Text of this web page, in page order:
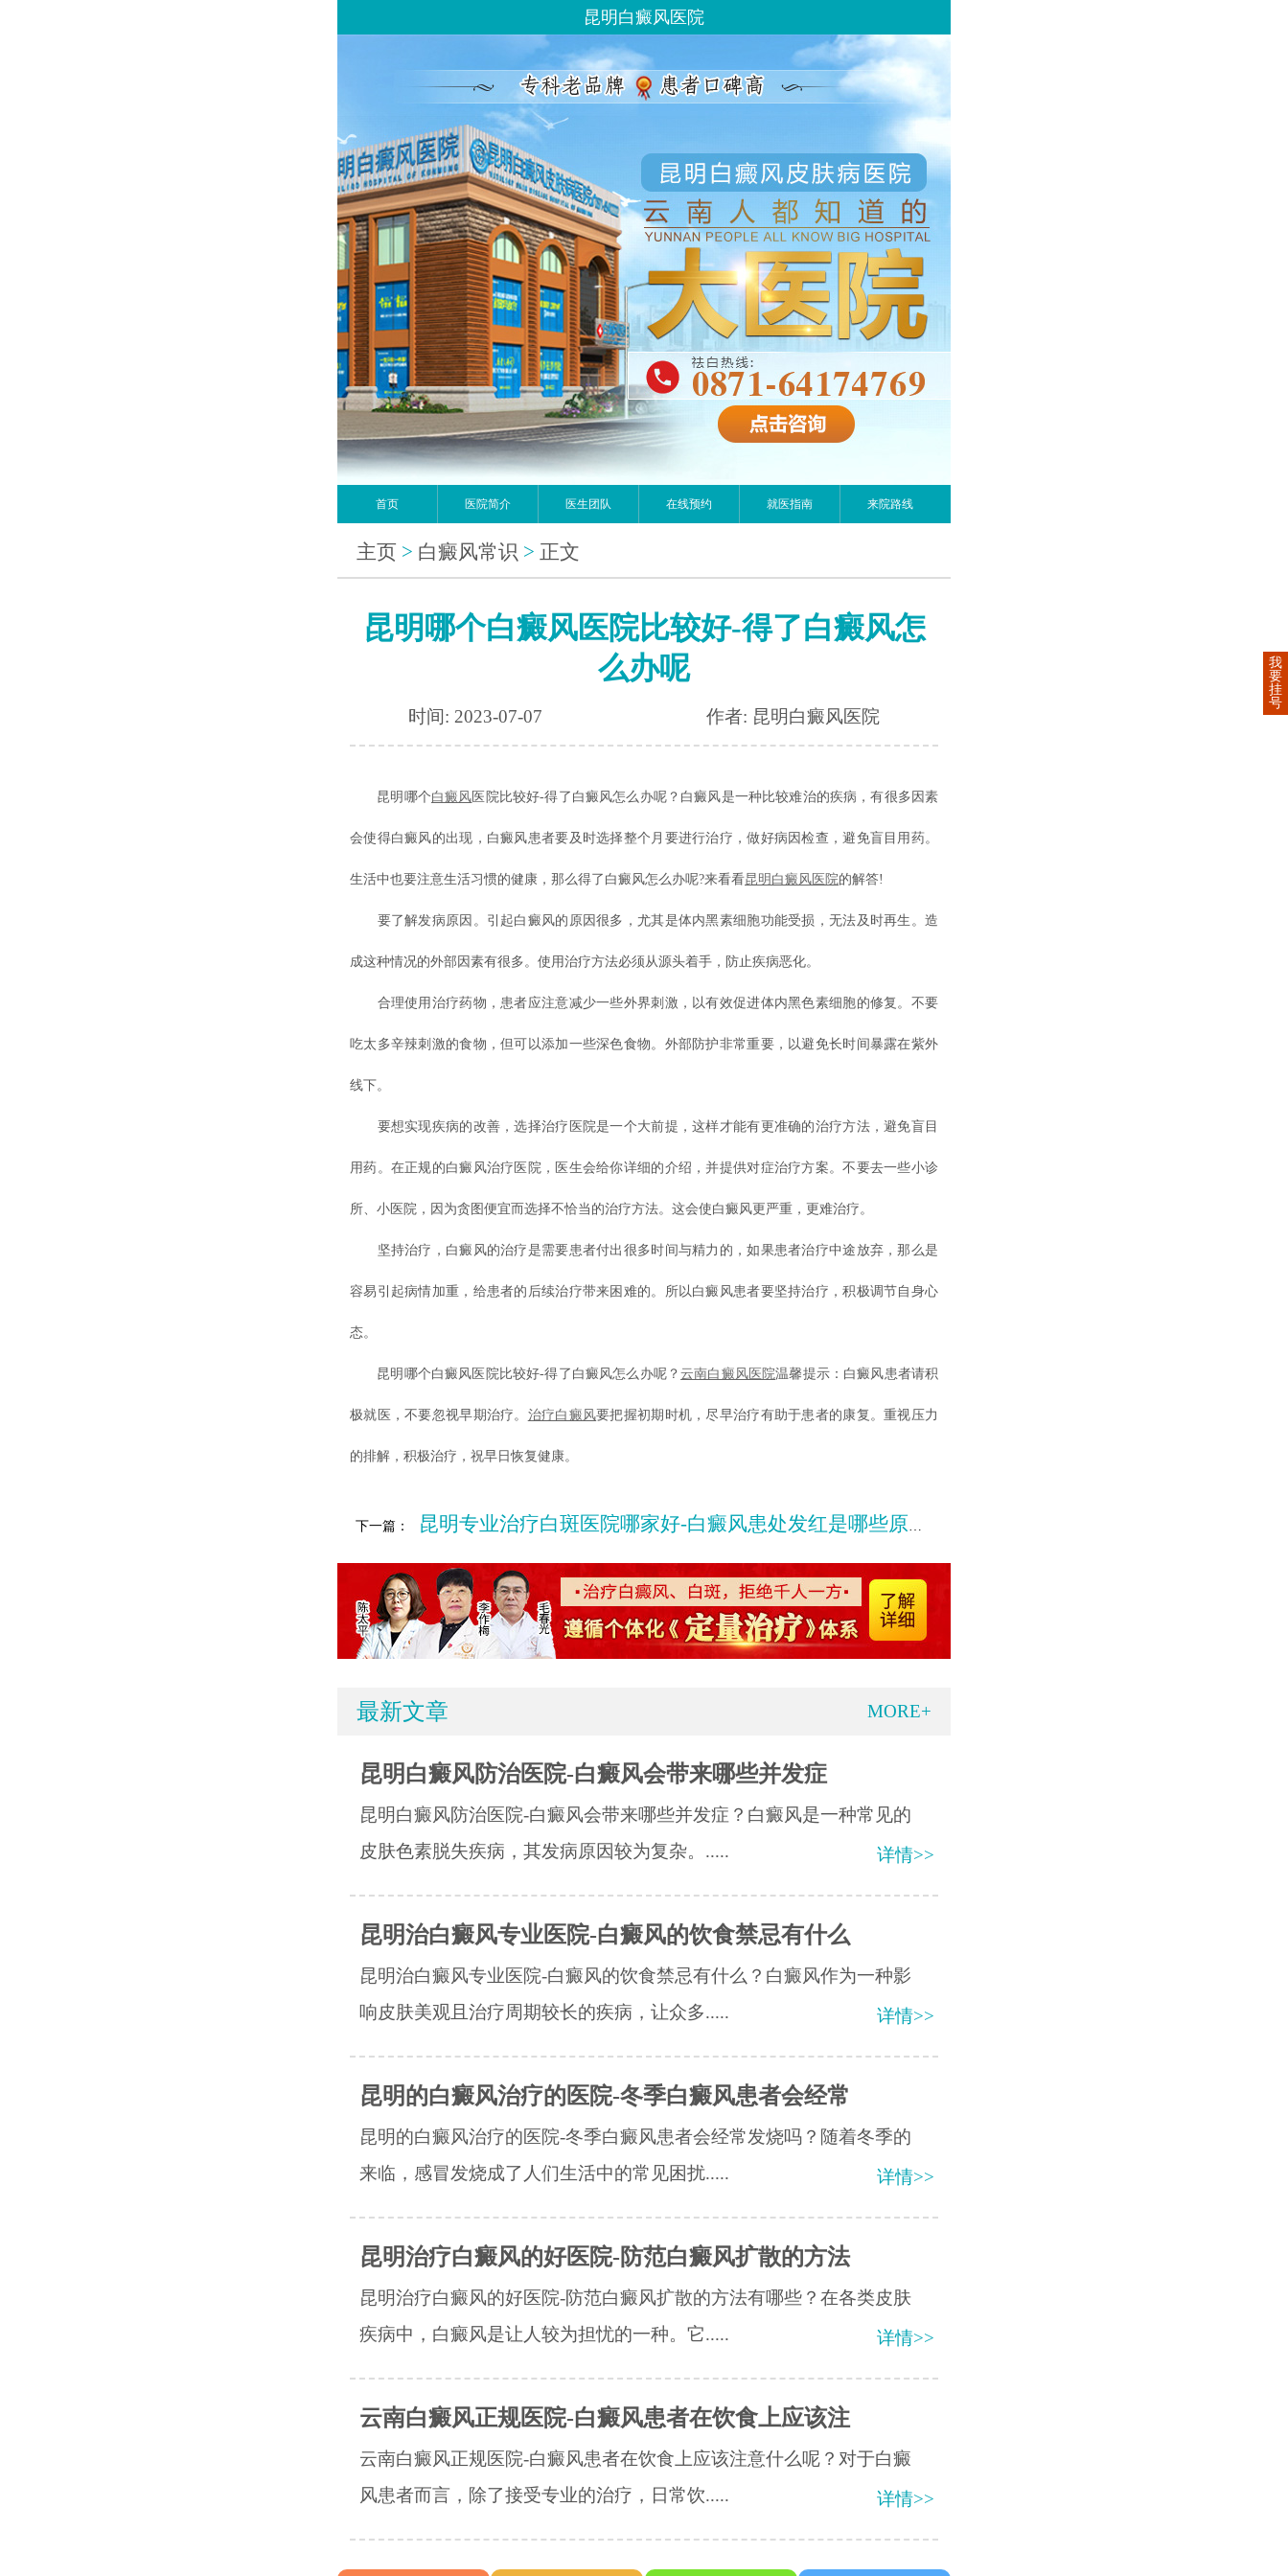
昆明白癜风医院
首页 医院简介 医生团队 在线预约 就医指南 来院路线
主页 > 白癜风常识 > 正文
昆明哪个白癜风医院比较好-得了白癜风怎
么办呢
时间: 2023-07-07 作者: 昆明白癜风医院
昆明哪个白癜风 医院比较好-得了白癜风怎么办呢？白癜风是一种比较难治的疾病，有很多因素
会使得白癜风的出现，白癜风患者要及时选择整个月要进行治疗，做好病因检查，避免盲目用药。
生活中也要注意生活习惯的健康，那么得了白癜风怎么办呢?来看看昆明白癜风医院的解答!
要了解发病原因。引起白癜风的原因很多，尤其是体内黑素细胞功能受损，无法及时再生。造
成这种情况的外部因素有很多。使用治疗方法必须从源头着手，防止疾病恶化。
合理使用治疗药物，患者应注意减少一些外界刺激，以有效促进体内黑色素细胞的修复。不要
吃太多辛辣刺激的食物，但可以添加一些深色食物。外部防护非常重要，以避免长时间暴露在紫外
线下。
要想实现疾病的改善，选择治疗医院是一个大前提，这样才能有更准确的治疗方法，避免盲目
用药。在正规的白癜风治疗医院，医生会给你详细的介绍，并提供对症治疗方案。不要去一些小诊
所、小医院，因为贪图便宜而选择不恰当的治疗方法。这会使白癜风更严重，更难治疗。
坚持治疗，白癜风的治疗是需要患者付出很多时间与精力的，如果患者治疗中途放弃，那么是
容易引起病情加重，给患者的后续治疗带来困难的。所以白癜风患者要坚持治疗，积极调节自身心
态。
昆明哪个白癜风医院比较好-得了白癜风怎么办呢？云南白癜风医院温馨提示：白癜风患者请积
极就医，不要忽视早期治疗。 治疗白癜风要把握初期时机，尽早治疗有助于患者的康复。重视压力
的排解，积极治疗，祝早日恢复健康。
下一篇： 昆明专业治疗白斑医院哪家好-白癜风患处发红是哪些原因造成的
最新文章 MORE+
昆明白癜风防治医院-白癜风会带来哪些并发症
昆明白癜风防治医院-白癜风会带来哪些并发症？白癜风是一种常见的
皮肤色素脱失疾病，其发病原因较为复杂。.....
详情>>
昆明治白癜风专业医院-白癜风的饮食禁忌有什么
昆明治白癜风专业医院-白癜风的饮食禁忌有什么？白癜风作为一种影
响皮肤美观且治疗周期较长的疾病，让众多.....
详情>>
昆明的白癜风治疗的医院-冬季白癜风患者会经常
昆明的白癜风治疗的医院-冬季白癜风患者会经常发烧吗？随着冬季的
来临，感冒发烧成了人们生活中的常见困扰.....
详情>>
昆明治疗白癜风的好医院-防范白癜风扩散的方法
昆明治疗白癜风的好医院-防范白癜风扩散的方法有哪些？在各类皮肤
疾病中，白癜风是让人较为担忧的一种。它.....
详情>>
云南白癜风正规医院-白癜风患者在饮食上应该注
云南白癜风正规医院-白癜风患者在饮食上应该注意什么呢？对于白癜
风患者而言，除了接受专业的治疗，日常饮.....
详情>>
我
要
挂
号